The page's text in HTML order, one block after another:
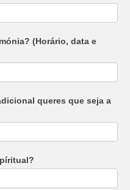
(Horário, data e
queres que seja a